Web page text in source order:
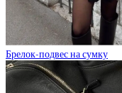
Брелок-подвес на сумку